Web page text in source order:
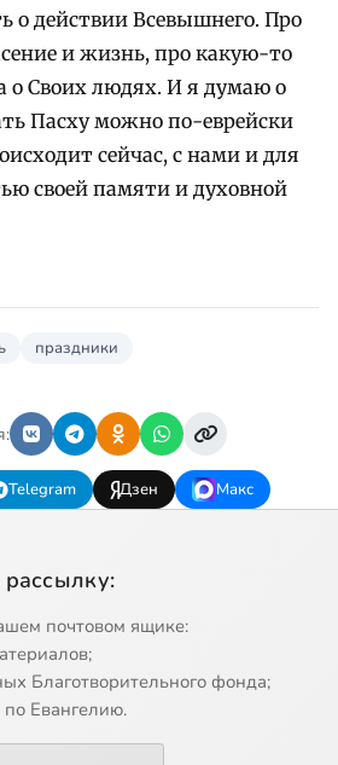
о действии Всевышнего. Про
и жизнь, про какую-то
о Своих людях. И я думаю о
Пасху можно по-еврейски
сейчас, с нами и для
своей памяти и духовной
праздники
Telegram Дзен Макс
почтовом ящике:
Благотворительного фонда;
Евангелию.